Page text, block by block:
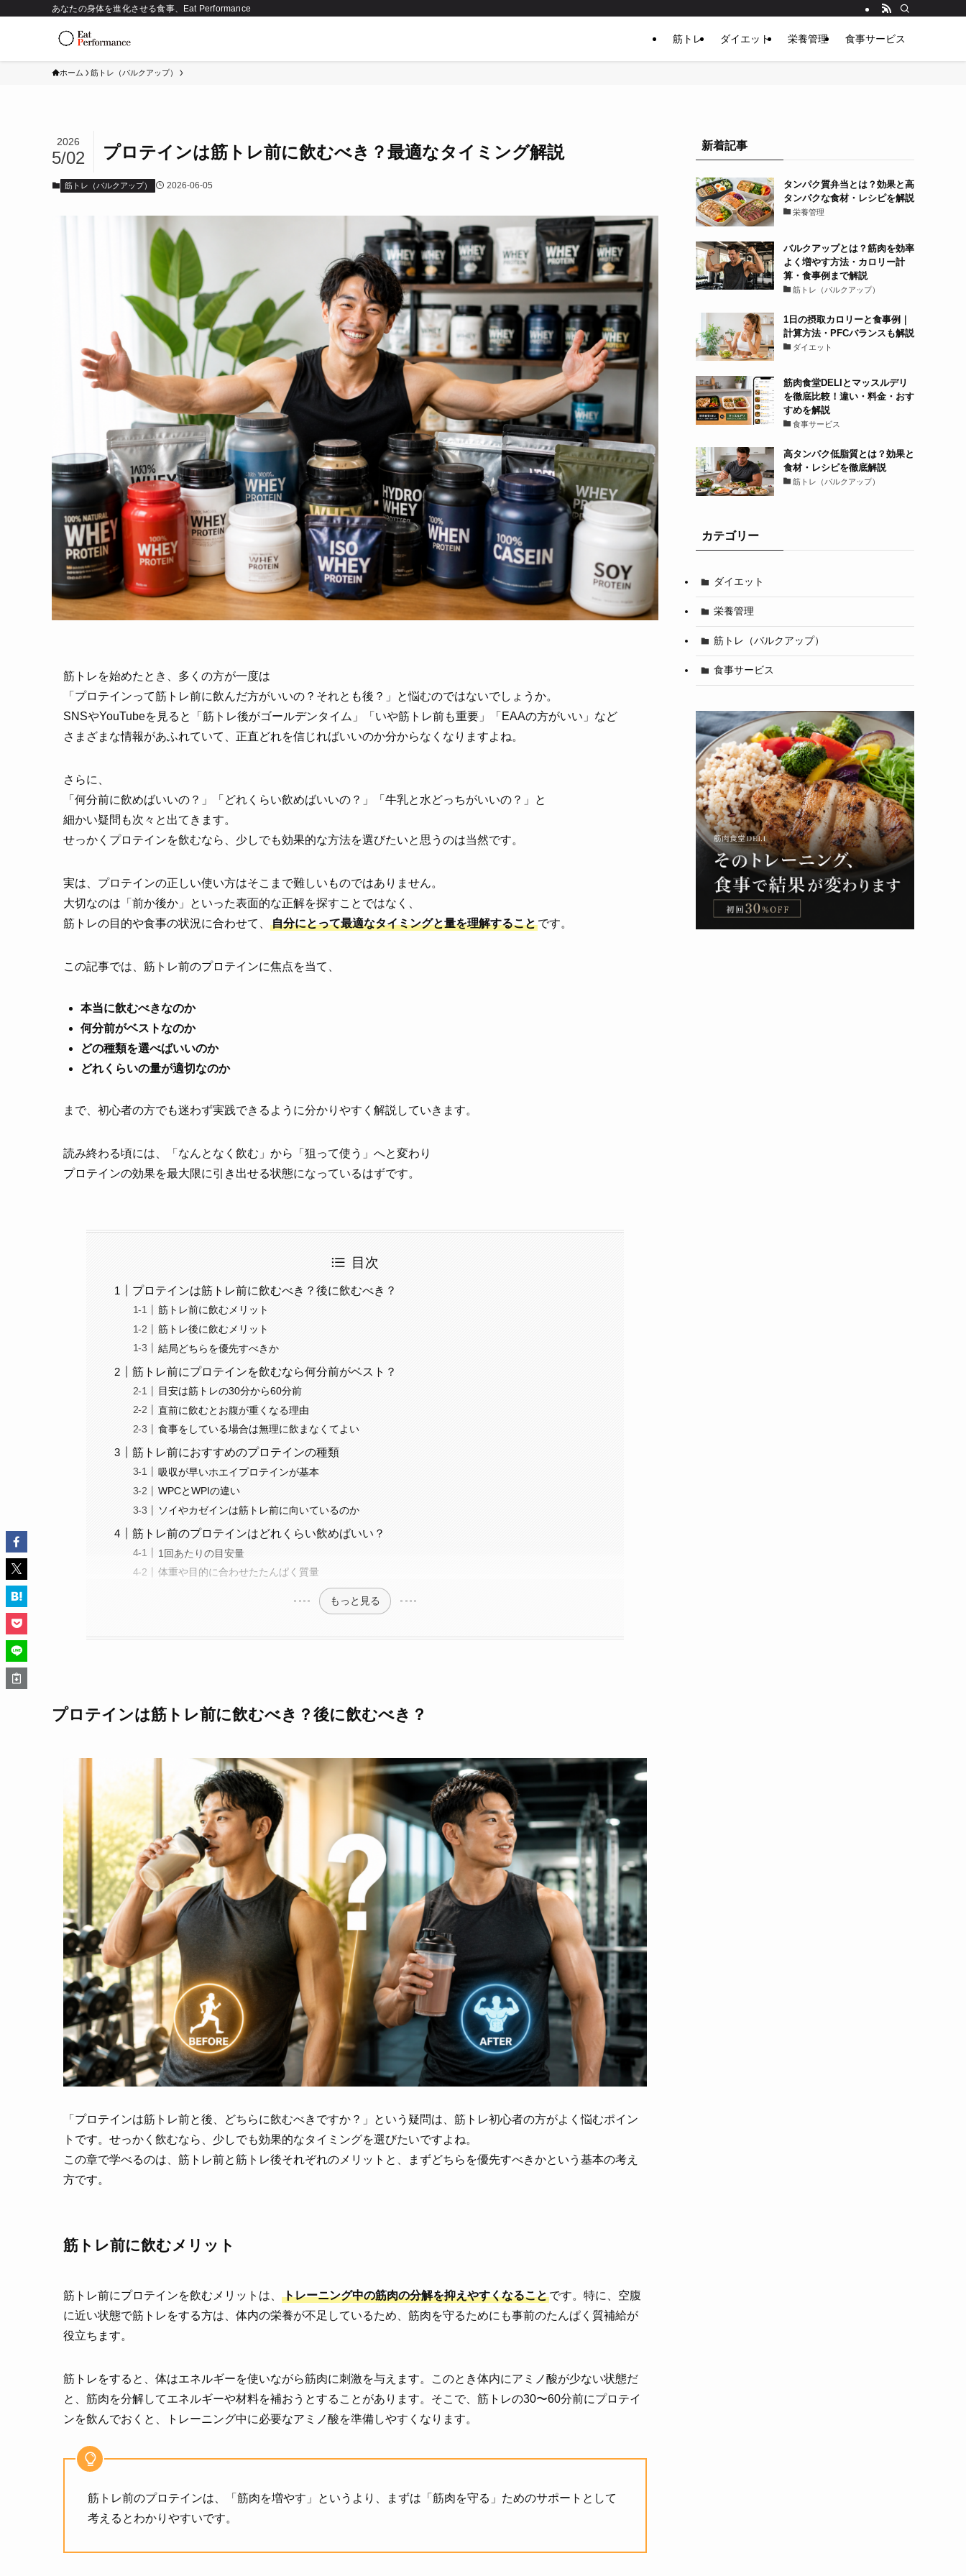
あなたの身体を進化させる食事、Eat Performance
筋トレ ダイエット 栄養管理 食事サービス
ホーム 筋トレ（バルクアップ）
プロテインは筋トレ前に飲むべき？最適なタイミング解説
2026
5/02
筋トレ（バルクアップ） 2026-06-05
筋トレを始めたとき、多くの方が一度は
「プロテインって筋トレ前に飲んだ方がいいの？それとも後？」と悩むのではないでしょうか。
SNSやYouTubeを見ると「筋トレ後がゴールデンタイム」「いや筋トレ前も重要」「EAAの方がいい」など
さまざまな情報があふれていて、正直どれを信じればいいのか分からなくなりますよね。
さらに、
「何分前に飲めばいいの？」「どれくらい飲めばいいの？」「牛乳と水どっちがいいの？」と
細かい疑問も次々と出てきます。
せっかくプロテインを飲むなら、少しでも効果的な方法を選びたいと思うのは当然です。
実は、プロテインの正しい使い方はそこまで難しいものではありません。
大切なのは「前か後か」といった表面的な正解を探すことではなく、
筋トレの目的や食事の状況に合わせて、
自分にとって最適なタイミングと量を理解することです。
この記事では、筋トレ前のプロテインに焦点を当て、
本当に飲むべきなのか
何分前がベストなのか
どの種類を選べばいいのか
どれくらいの量が適切なのか
まで、初心者の方でも迷わず実践できるように分かりやすく解説していきます。
読み終わる頃には、「なんとなく飲む」から「狙って使う」へと変わり
プロテインの効果を最大限に引き出せる状態になっているはずです。
目次
プロテインは筋トレ前に飲むべき？後に飲むべき？
筋トレ前に飲むメリット
筋トレ後に飲むメリット
結局どちらを優先すべきか
筋トレ前にプロテインを飲むなら何分前がベスト？
目安は筋トレの30分から60分前
直前に飲むとお腹が重くなる理由
食事をしている場合は無理に飲まなくてよい
筋トレ前におすすめのプロテインの種類
吸収が早いホエイプロテインが基本
WPCとWPIの違い
ソイやカゼインは筋トレ前に向いているのか
筋トレ前のプロテインはどれくらい飲めばいい？
1回あたりの目安量
体重や目的に合わせたたんぱく質量
もっと見る
プロテインは筋トレ前に飲むべき？後に飲むべき？
「プロテインは筋トレ前と後、どちらに飲むべきですか？」という疑問は、筋トレ初心者の方がよく悩むポイン
トです。せっかく飲むなら、少しでも効果的なタイミングを選びたいですよね。
この章で学べるのは、筋トレ前と筋トレ後それぞれのメリットと、まずどちらを優先すべきかという基本の考え
方です。
筋トレ前に飲むメリット
筋トレ前にプロテインを飲むメリットは、 トレーニング中の筋肉の分解を抑えやすくなることです。特に、空腹
に近い状態で筋トレをする方は、体内の栄養が不足しているため、筋肉を守るためにも事前のたんぱく質補給が
役立ちます。
筋トレをすると、体はエネルギーを使いながら筋肉に刺激を与えます。このとき体内にアミノ酸が少ない状態だ
と、筋肉を分解してエネルギーや材料を補おうとすることがあります。そこで、筋トレの30〜60分前にプロテイ
ンを飲んでおくと、トレーニング中に必要なアミノ酸を準備しやすくなります。
筋トレ前のプロテインは、「筋肉を増やす」というより、まずは「筋肉を守る」ためのサポートとして
考えるとわかりやすいです。
新着記事
タンパク質弁当とは？効果と高
タンパクな食材・レシピを解説
栄養管理
バルクアップとは？筋肉を効率
よく増やす方法・カロリー計
算・食事例まで解説
筋トレ（バルクアップ）
1日の摂取カロリーと食事例｜
計算方法・PFCバランスも解説
ダイエット
筋肉食堂DELIとマッスルデリ
を徹底比較！違い・料金・おす
すめを解説
食事サービス
高タンパク低脂質とは？効果と
食材・レシピを徹底解説
筋トレ（バルクアップ）
カテゴリー
ダイエット
栄養管理
筋トレ（バルクアップ）
食事サービス